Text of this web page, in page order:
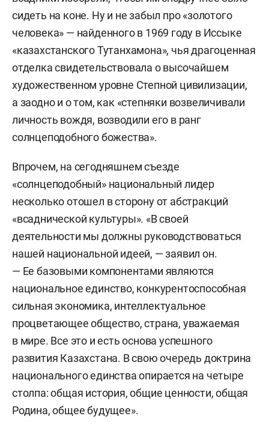
сидеть на коне. Ну и не забыл про «золотого
человека» — найденного в 1969 году в Иссыке
«казахстанского Тутанхамона», чья драгоценная
отделка свидетельствовала о высочайшем
художественном уровне Степной цивилизации,
а заодно и о том, как «степняки возвеличивали
личность вождя, возводили его в ранг
солнцеподобного божества».
Впрочем, на сегодняшнем съезде
«солнцеподобный» национальный лидер
несколько отошел в сторону от абстракций
«всаднической культуры». «В своей
деятельности мы должны руководствоваться
нашей национальной идеей, — заявил он.
— Ее базовыми компонентами являются
национальное единство, конкурентоспособная
сильная экономика, интеллектуальное
процветающее общество, страна, уважаемая
в мире. Все это и есть основа успешного
развития Казахстана. В свою очередь доктрина
национального единства опирается на четыре
столпа: общая история, общие ценности, общая
Родина, общее будущее».